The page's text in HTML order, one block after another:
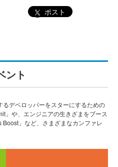
ポスト
ント
デベロッパーをスターにするための
」や、エンジニアの生きざまをブース
」など、さまざまなカンファレ